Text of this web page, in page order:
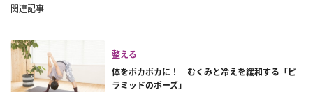
関連記事
整える
体をポカポカに！ むくみと冷えを緩和する「ピ
ラミッドのポーズ」